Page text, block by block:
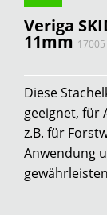
Veriga
11mm 17005
Diese
geeignet, für
z.B. für
Anwendung